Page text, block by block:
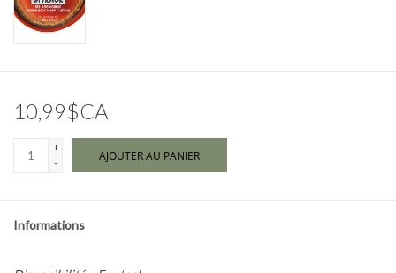
Gift cards
10,99$CA
+
-
AJOUTER AU PANIER
Informations